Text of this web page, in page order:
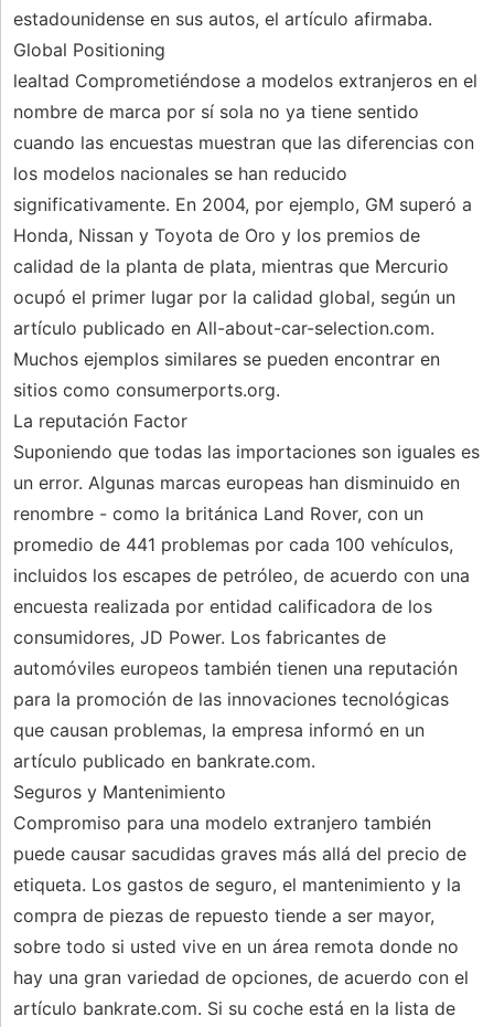
estadounidense en sus autos, el artículo afirmaba.
Global Positioning
lealtad Comprometiéndose a modelos extranjeros en el
nombre de marca por sí sola no ya tiene sentido
cuando las encuestas muestran que las diferencias con
los modelos nacionales se han reducido
significativamente. En 2004, por ejemplo, GM superó a
Honda, Nissan y Toyota de Oro y los premios de
calidad de la planta de plata, mientras que Mercurio
ocupó el primer lugar por la calidad global, según un
artículo publicado en All-about-car-selection.com.
Muchos ejemplos similares se pueden encontrar en
sitios como consumerports.org.
La reputación Factor
Suponiendo que todas las importaciones son iguales es
un error. Algunas marcas europeas han disminuido en
renombre - como la británica Land Rover, con un
promedio de 441 problemas por cada 100 vehículos,
incluidos los escapes de petróleo, de acuerdo con una
encuesta realizada por entidad calificadora de los
consumidores, JD Power. Los fabricantes de
automóviles europeos también tienen una reputación
para la promoción de las innovaciones tecnológicas
que causan problemas, la empresa informó en un
artículo publicado en bankrate.com.
Seguros y Mantenimiento
Compromiso para una modelo extranjero también
puede causar sacudidas graves más allá del precio de
etiqueta. Los gastos de seguro, el mantenimiento y la
compra de piezas de repuesto tiende a ser mayor,
sobre todo si usted vive en un área remota donde no
hay una gran variedad de opciones, de acuerdo con el
artículo bankrate.com. Si su coche está en la lista de